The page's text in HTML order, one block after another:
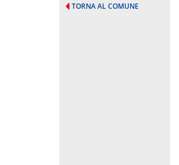
TORNA AL COMUNE